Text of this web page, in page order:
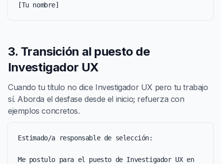
[Tu nombre]
3. Transición al puesto de
Investigador UX
Cuando tu título no dice Investigador UX pero tu trabajo
sí. Aborda el desfase desde el inicio; refuerza con
ejemplos concretos.
Estimado/a responsable de selección:
Me postulo para el puesto de Investigador UX en